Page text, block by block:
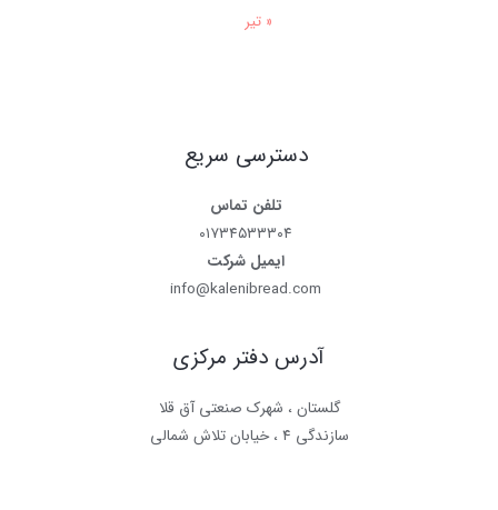
« تیر
دسترسی سریع
تلفن تماس
۰۱۷۳۴۵۳۳۳۰۴
ایمیل شرکت
info@kalenibread.com
آدرس دفتر مرکزی
گلستان ، شهرک صنعتی آق قلا
سازندگی ۴ ، خیابان تلاش شمالی